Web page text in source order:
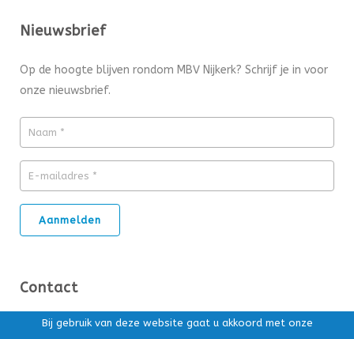
Bij gebruik van deze website gaat u akkoord met onze
Nieuwsbrief
Op de hoogte blijven rondom MBV Nijkerk? Schrijf je in voor
onze nieuwsbrief.
Contact
Ds. Kuypersstraat 14T, 3863 CA Nijkerk